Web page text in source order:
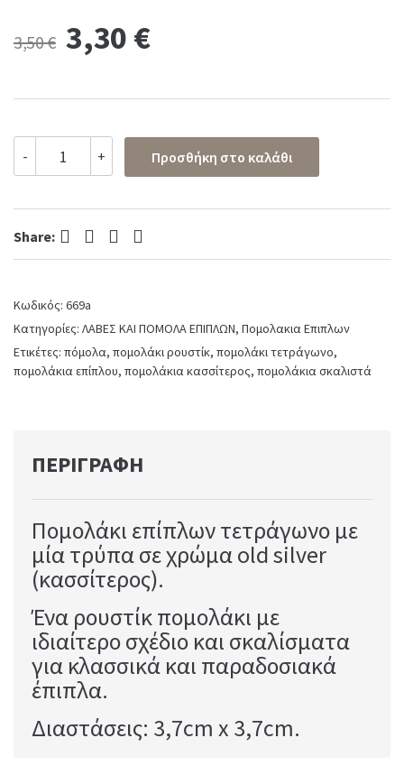
3,50€ Original
was:
3,50 €.
3,30 €Current
is:
3,30 €.
-
επίπλων
κασσίτερος
quantity
+ Προσθήκη στο καλάθι
Share: Facebook Twitter Pinterest LinkedIn
Κωδικός: 669a
Κατηγορίες: ΛΑΒΕΣ ΚΑΙ ΠΟΜΟΛΑ ΕΠΙΠΛΩΝ, Πομολακια Επιπλων
Ετικέτες: πόμολα, πομολάκι ρουστίκ, πομολάκι τετράγωνο,
πομολάκια επίπλου, πομολάκια κασσίτερος, πομολάκια σκαλιστά
ΠΕΡΙΓΡΑΦΉ
Πομολάκι επίπλων τετράγωνο με
μία τρύπα σε χρώμα old silver
(κασσίτερος).
Ένα ρουστίκ πομολάκι με
ιδιαίτερο σχέδιο και σκαλίσματα
για κλασσικά και παραδοσιακά
έπιπλα.
Διαστάσεις: 3,7cm x 3,7cm.